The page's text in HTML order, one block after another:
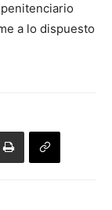
a lo dispuesto